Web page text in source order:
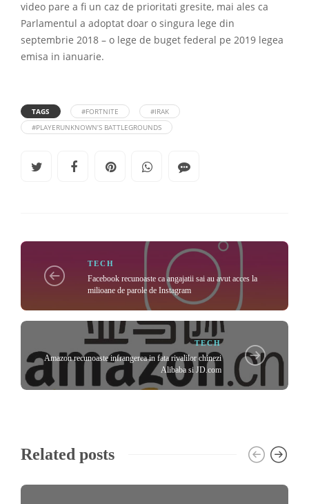
video pare a fi un caz de prioritati gresite, mai ales ca
Parlamentul a adoptat doar o singura lege din
septembrie 2018 – o lege de buget federal pe 2019 legea
emisa in ianuarie.
TAGS #FORTNITE
#IRAK
#PLAYERUNKNOWN’S BATTLEGROUNDS
TECH
Facebook recunoaste ca angajatii sai au avut acces la
milioane de parole de Instagram
TECH
Amazon recunoaste infrangerea in fata rivalilor chinezi
Alibaba si JD.com
Related posts